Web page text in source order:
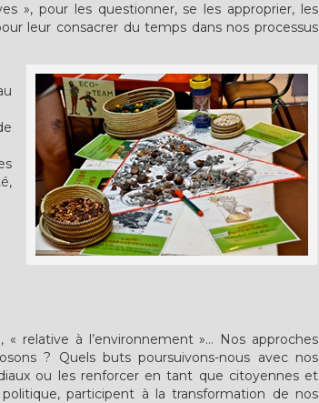
», pour les questionner, se les approprier, les
leur consacrer du temps dans nos processus
relative à l’environnement »… Nos approches
? Quels buts poursuivons-nous avec nos
ou les renforcer en tant que citoyennes et
participent à la transformation de nos